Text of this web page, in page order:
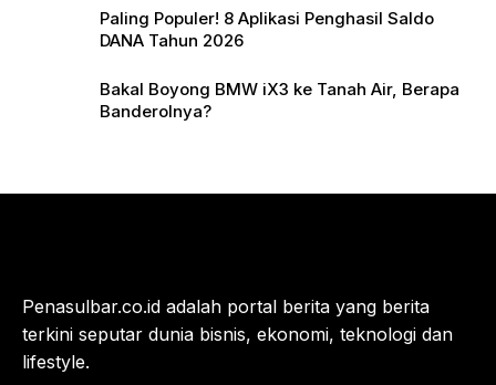
Paling Populer! 8 Aplikasi Penghasil Saldo
DANA Tahun 2026
Bakal Boyong BMW iX3 ke Tanah Air, Berapa
Banderolnya?
Penasulbar.co.id adalah portal berita yang berita
terkini seputar dunia bisnis, ekonomi, teknologi dan
lifestyle.